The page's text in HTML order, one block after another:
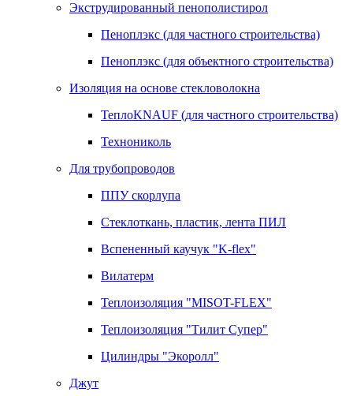
Экструдированный пенополистирол
Пеноплэкс (для частного строительства)
Пеноплэкс (для объектного строительства)
Изоляция на основе стекловолокна
ТеплоKNAUF (для частного строительства)
Технониколь
Для трубопроводов
ППУ скорлупа
Стеклоткань, пластик, лента ПИЛ
Вспененный каучук "K-flex"
Вилатерм
Теплоизоляция "MISOT-FLEX"
Теплоизоляция "Тилит Супер"
Цилиндры "Экоролл"
Джут